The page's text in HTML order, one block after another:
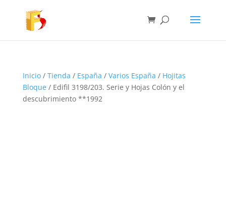
Inicio/ Tienda / España / Varios España / Hojitas
Bloque/ Edifil 3198/203. Serie y Hojas Colón y el
descubrimiento **1992